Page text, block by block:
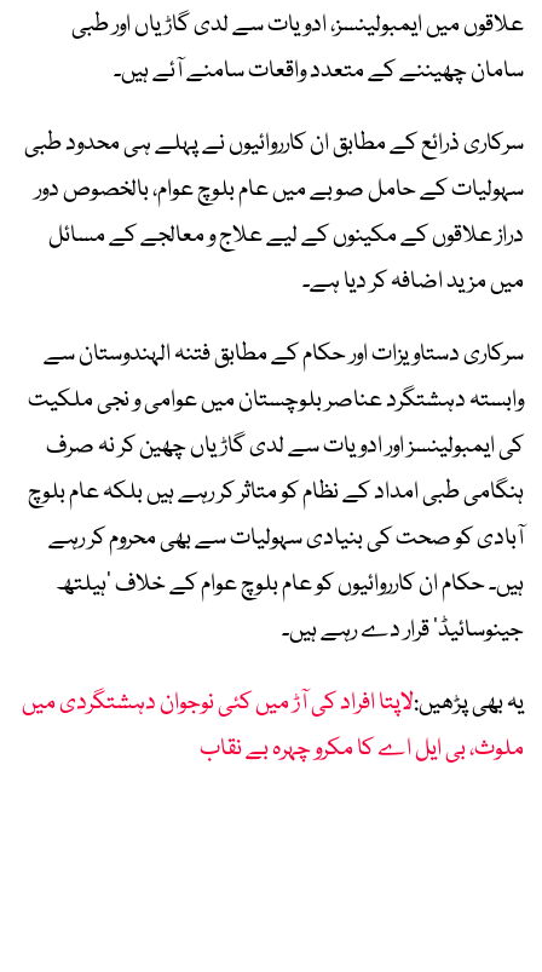
علاقوں میں ایمبولینسز، ادویات سے لدی گاڑیاں اور طبی
سامان چھیننے کے متعدد واقعات سامنے آئے ہیں۔
سرکاری ذرائع کے مطابق ان کارروائیوں نے پہلے ہی محدود طبی
سہولیات کے حامل صوبے میں عام بلوچ عوام، بالخصوص دور
دراز علاقوں کے مکینوں کے لیے علاج و معالجے کے مسائل
میں مزید اضافہ کر دیا ہے۔
سرکاری دستاویزات اور حکام کے مطابق فتنہ الہندوستان سے
وابستہ دہشتگرد عناصر بلوچستان میں عوامی و نجی ملکیت
کی ایمبولینسز اور ادویات سے لدی گاڑیاں چھین کر نہ صرف
ہنگامی طبی امداد کے نظام کو متاثر کر رہے ہیں بلکہ عام بلوچ
آبادی کو صحت کی بنیادی سہولیات سے بھی محروم کر رہے
ہیں۔ حکام ان کارروائیوں کو عام بلوچ عوام کے خلاف ’ہیلتھ
جینوسائیڈ‘ قرار دے رہے ہیں۔
یہ بھی پڑھیں:لاپتا افراد کی آڑ میں کئی نوجوان دہشتگردی میں
ملوث، بی ایل اے کا مکرو چہرہ بے نقاب